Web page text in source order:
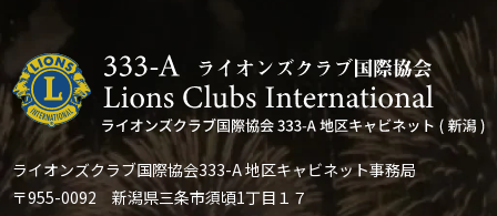
ライオンズクラブ国際協会333-A 地区キャビネット事務局
〒955-0092 新潟県三条市須頃1丁目１７